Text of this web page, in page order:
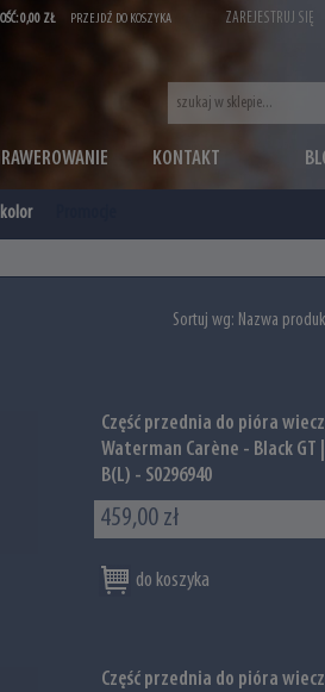
ZAREJESTRUJ SIĘ
0,00 ZŁ PRZEJDŹ DO KOSZYKA
KONTAKT
Sortuj wg: Nazwa
Część przednia do pióra
Waterman Carène - Black GT
B(L) - S0296940
459,00 zł
do koszyka
Część przednia do pióra